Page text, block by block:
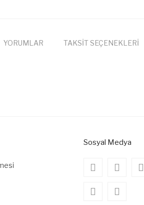
YORUMLAR TAKSİT SEÇENEKLERİ
Sosyal Medya